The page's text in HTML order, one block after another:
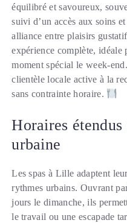
équilibré et savoureux,
suivi d’un accès aux soins
alliance entre plaisirs
expérience complète, idéale
moment spécial le week-
clientèle locale active à la
sans contrainte horaire.
Horaires
urbaine
Les spas à Lille adaptent
rythmes urbains. Ouvrant
jours le dimanche, ils
le travail ou une escapade